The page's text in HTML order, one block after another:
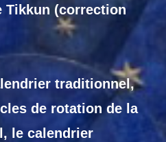
Tikkun (correction
traditionnel,
de rotation de la
le calendrier